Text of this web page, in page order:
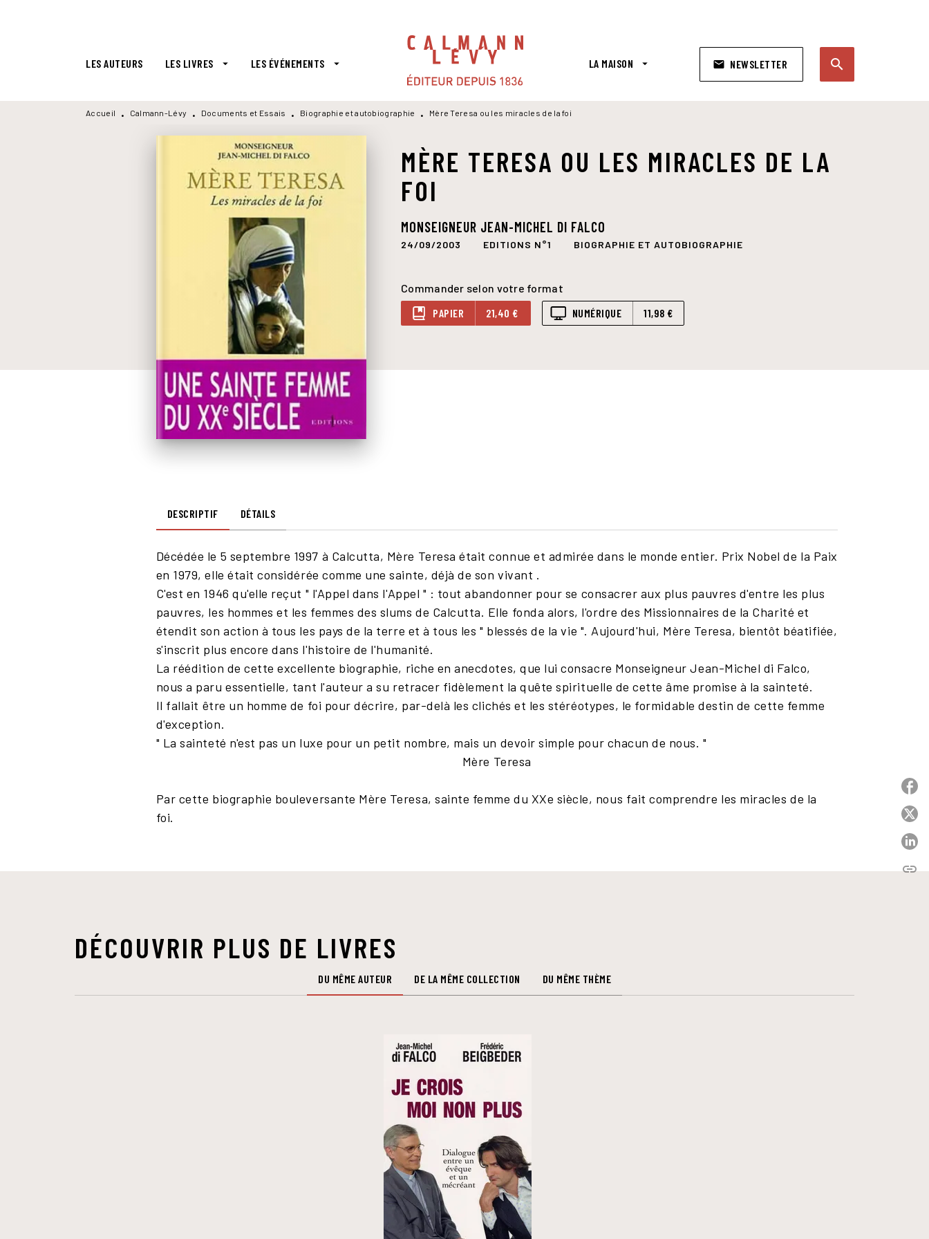
email NEWSLETTER search
LES AUTEURS LES LIVRES arrow_drop_down LES ÉVÉNEMENTS arrow_drop_down LA MAISON arrow_drop_down search
Accueil • Calmann-Lévy • Documents et Essais • Biographie et autobiographie • Mère Teresa ou les miracles de la foi
MÈRE TERESA OU LES MIRACLES DE LA
FOI
MONSEIGNEUR JEAN-MICHEL DI FALCO
24/09/2003 EDITIONS N°1 BIOGRAPHIE ET AUTOBIOGRAPHIE
Commander selon votre format
PAPIER
21,40 € NUMÉRIQUE 11,98 €
DESCRIPTIF DÉTAILS
Décédée le 5 septembre 1997 à Calcutta, Mère Teresa était connue et admirée dans le monde entier. Prix Nobel de la Paix
en 1979, elle était considérée comme une sainte, déjà de son vivant .
C'est en 1946 qu'elle reçut " l'Appel dans l'Appel " : tout abandonner pour se consacrer aux plus pauvres d'entre les plus
pauvres, les hommes et les femmes des slums de Calcutta. Elle fonda alors, l'ordre des Missionnaires de la Charité et
étendit son action à tous les pays de la terre et à tous les " blessés de la vie ". Aujourd'hui, Mère Teresa, bientôt béatifiée,
s'inscrit plus encore dans l'histoire de l'humanité.
La réédition de cette excellente biographie, riche en anecdotes, que lui consacre Monseigneur Jean-Michel di Falco,
nous a paru essentielle, tant l'auteur a su retracer fidèlement la quête spirituelle de cette âme promise à la sainteté.
Il fallait être un homme de foi pour décrire, par-delà les clichés et les stéréotypes, le formidable destin de cette femme
d'exception.
" La sainteté n'est pas un luxe pour un petit nombre, mais un devoir simple pour chacun de nous. "
Mère Teresa
Par cette biographie bouleversante Mère Teresa, sainte femme du XXe siècle, nous fait comprendre les miracles de la
foi.
DÉCOUVRIR PLUS DE LIVRES
DU MÊME AUTEUR DE LA MÊME COLLECTION DU MÊME THÈME
link